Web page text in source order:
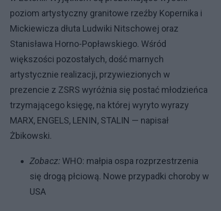
poziom artystyczny granitowe rzeźby Kopernika i
Mickiewicza dłuta Ludwiki Nitschowej oraz
Stanisława Horno-Popławskiego. Wśród
większości pozostałych, dość marnych
artystycznie realizacji, przywiezionych w
prezencie z ZSRS wyróżnia się postać młodzieńca
trzymającego księgę, na której wyryto wyrazy
MARX, ENGELS, LENIN, STALIN — napisał
Żbikowski.
Zobacz: WHO: małpia ospa rozprzestrzenia
się drogą płciową. Nowe przypadki choroby w
USA